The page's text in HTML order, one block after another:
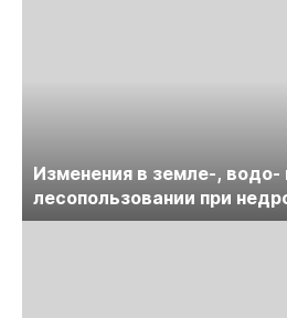
Изменения в земле-, водо-
лесопользовании при
обсудят на семинаре